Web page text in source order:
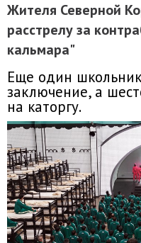
Жителя Северной
расстрелу за
кальмара"
Еще один
заключение, а
на каторгу.